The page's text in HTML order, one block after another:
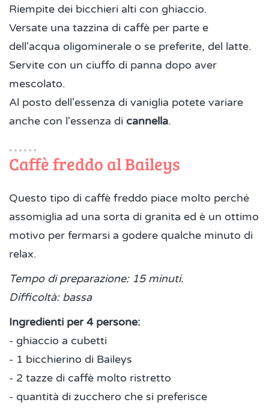
Riempite dei bicchieri alti con ghiaccio.
Versate una tazzina di caffè per parte e
dell'acqua oligominerale o se preferite, del latte.
Servite con un ciuffo di panna dopo aver
mescolato.
Al posto dell'essenza di vaniglia potete variare
anche con l'essenza di cannella.
Caffè freddo al Baileys
Questo tipo di caffè freddo piace molto perché
assomiglia ad una sorta di granita ed è un ottimo
motivo per fermarsi a godere qualche minuto di
relax.
Tempo di preparazione: 15 minuti.
Difficoltà: bassa
Ingredienti per 4 persone:
- ghiaccio a cubetti
- 1 bicchierino di Baileys
- 2 tazze di caffè molto ristretto
- quantità di zucchero che si preferisce